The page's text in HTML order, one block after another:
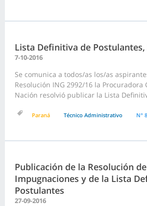
Lista Definitiva de Postulantes,
7-10-2016
Se comunica a todos/as los/as
Resolución ING 2992/16 la Procuradora
Nación resolvió publicar la Lista
Paraná Técnico Administrativo N°
Publicación de la Resolución de
Impugnaciones y de la Lista
Postulantes
27-09-2016